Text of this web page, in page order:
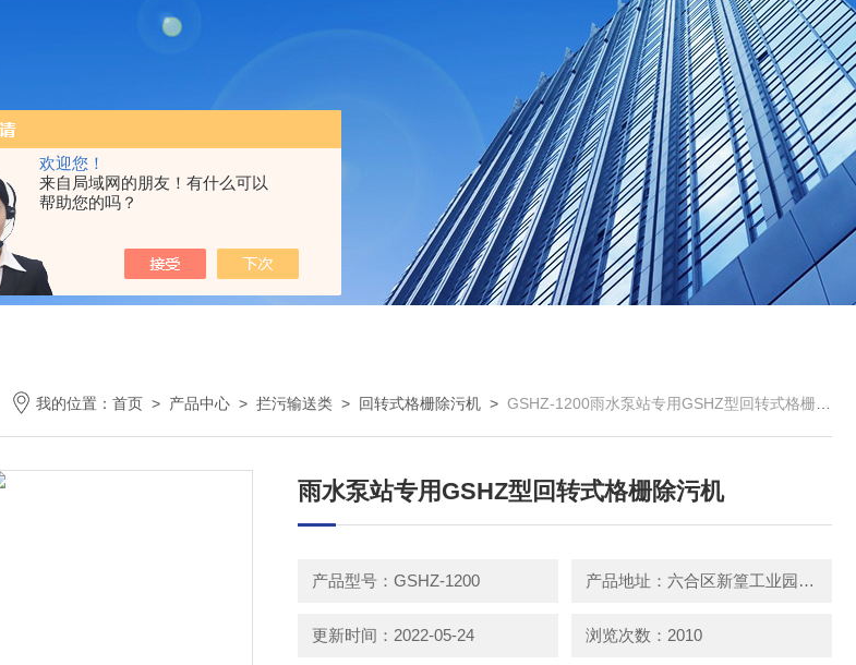
欢迎您！
来自局域网的朋友！有什么可以
帮助您的吗？
我的位置：首页 > 产品中心 >拦污输送类 > 回转式格栅除污机 >GSHZ-1200雨水泵站专用GSHZ型回转式格栅除污机
雨水泵站专用GSHZ型回转式格栅除污机
产品型号：GSHZ-1200 产品地址：六合区新篁工业园园区中路3号
更新时间：2022-05-24 浏览次数：2010